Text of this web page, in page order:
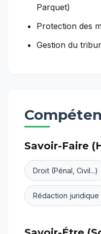
Parquet)
Protection des
Gestion du
Savoir-Faire
Droit (Pénal, Civil...)
Rédaction juridique